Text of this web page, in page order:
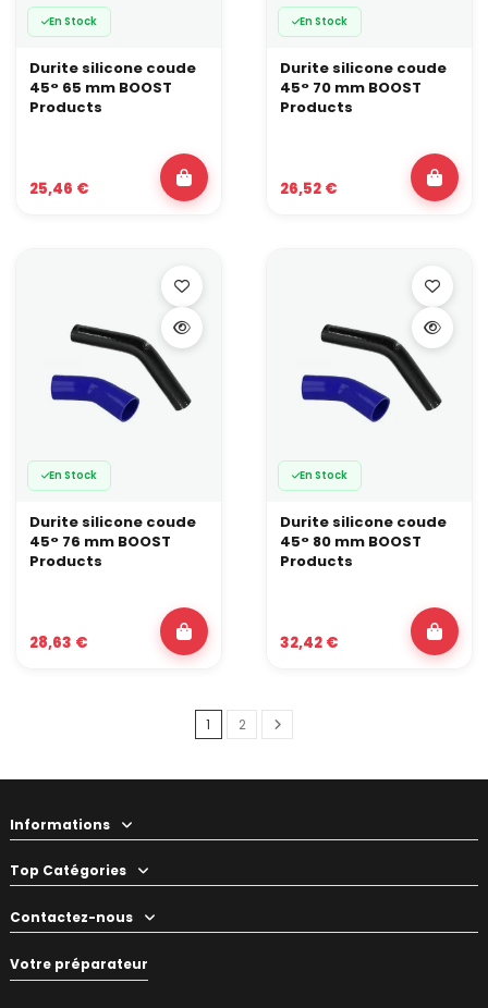
En Stock
Durite silicone coude
45° 65 mm BOOST
Products
25,46 €
En Stock
Durite silicone coude
45° 70 mm BOOST
Products
26,52 €
En Stock
Durite silicone coude
45° 76 mm BOOST
Products
28,63 €
En Stock
Durite silicone coude
45° 80 mm BOOST
Products
32,42 €
1 2
Informations
Top Catégories
Contactez-nous
Votre préparateur